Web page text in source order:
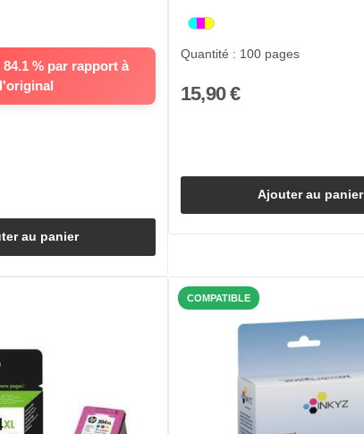
% par rapport à
au panier
Quantité : 100 pages
15,90 €
Ajouter au panier
COMPATIBLE